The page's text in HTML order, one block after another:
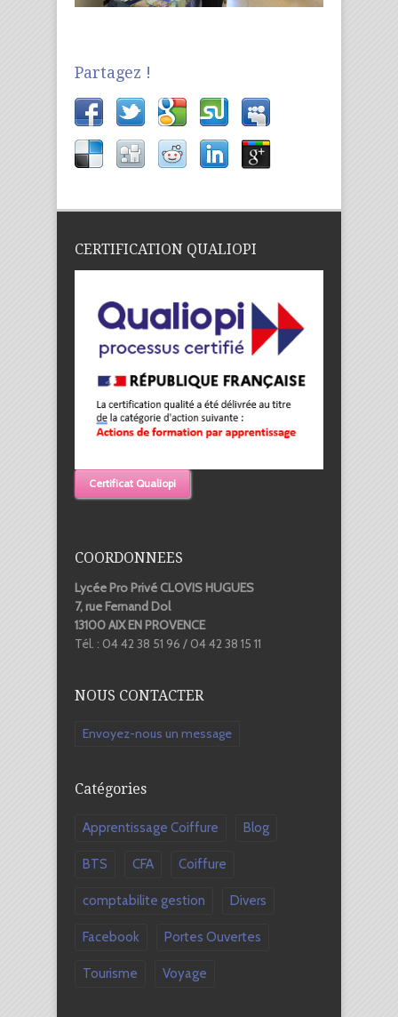
Partagez !
CERTIFICATION QUALIOPI
Certificat Qualiopi
COORDONNEES
Lycée Pro Privé CLOVIS HUGUES
7, rue Fernand Dol
13100 AIX EN PROVENCE
Tél. : 04 42 38 51 96 / 04 42 38 15 11
NOUS CONTACTER
Envoyez-nous un message
Catégories
Apprentissage Coiffure Blog
BTS CFA Coiffure
comptabilite gestion Divers
Facebook Portes Ouvertes
Tourisme Voyage